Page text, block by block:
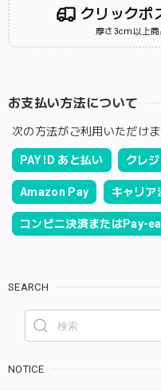
クリックポ
厚さ3cm以上
お支払い方法について
次の方法がご利用いただけま
PAY ID あと払い クレ
Amazon Pay キャリア
コンビニ決済またはPay-
SEARCH
NOTICE